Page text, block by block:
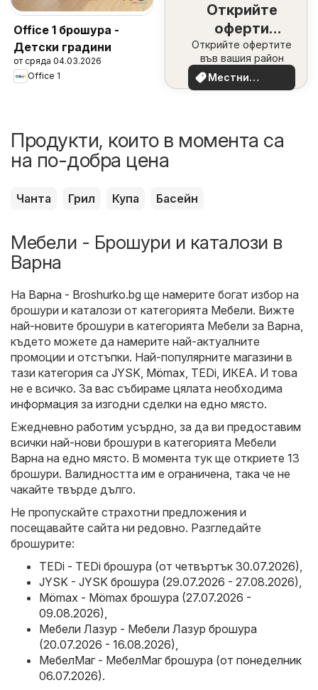
Office 1 брошура -
Детски градини
от сряда 04.03.2026
Office 1
Открийте
оферти
наблизо
Открийте офертите
във вашия район
Местни
оферти
Продукти, които в момента са
на по-добра цена
Чанта Грил Купа Басейн
Мебели - Брошури и каталози в
Варна
На Варна - Broshurko.bg ще намерите богат избор на
брошури и каталози от категорията Мебели. Вижте
най-новите брошури в категорията Мебели за Варна,
където можете да намерите най-актуалните
промоции и отстъпки. Най-популярните магазини в
тази категория са JYSK Mömax TEDi ИКЕА. И това
не е всичко. За вас събираме цялата необходима
информация за изгодни сделки на едно място.
Ежедневно работим усърдно, за да ви предоставим
всички най-нови брошури в категорията Мебели
Варна на едно място. В момента тук ще откриете 13
брошури. Валидността им е ограничена, така че не
чакайте твърде дълго.
Не пропускайте страхотни предложения и
посещавайте сайта ни редовно. Разгледайте
брошурите:
TEDi - TEDi брошура (от четвъртък 30.07.2026)
JYSK - JYSK брошура (29.07.2026 - 27.08.2026)
Mömax - Mömax брошура (27.07.2026 -
09.08.2026)
Мебели Лазур - Мебели Лазур брошура
(20.07.2026 - 16.08.2026)
МебелМаг - МебелМаг брошура (от понеделник
06.07.2026).